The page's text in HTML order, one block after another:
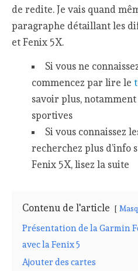
de redite. Je vais quand
paragraphe détaillant les
et Fenix 5X.
Si vous ne
commencez par lire le
savoir plus,
sportives
Si vous connaissez
recherchez plus d’info
Fenix 5X, lisez la suite
Contenu de l'article
Présentation de la Garmin
avec la Fenix 5
Ajouter des cartes